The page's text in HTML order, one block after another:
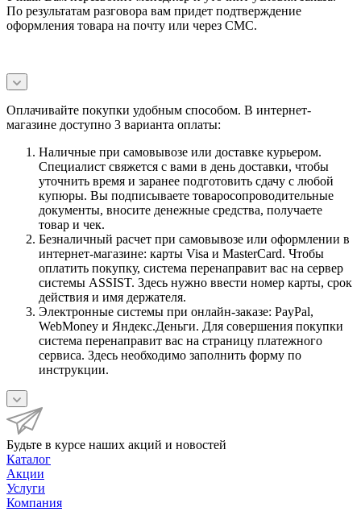
По результатам разговора вам придет подтверждение
оформления товара на почту или через СМС.
Оплачивайте покупки удобным способом. В интернет-
магазине доступно 3 варианта оплаты:
Наличные при самовывозе или доставке курьером.
Специалист свяжется с вами в день доставки, чтобы
уточнить время и заранее подготовить сдачу с любой
купюры. Вы подписываете товаросопроводительные
документы, вносите денежные средства, получаете
товар и чек.
Безналичный расчет при самовывозе или оформлении в
интернет-магазине: карты Visa и MasterCard. Чтобы
оплатить покупку, система перенаправит вас на сервер
системы ASSIST. Здесь нужно ввести номер карты, срок
действия и имя держателя.
Электронные системы при онлайн-заказе: PayPal,
WebMoney и Яндекс.Деньги. Для совершения покупки
система перенаправит вас на страницу платежного
сервиса. Здесь необходимо заполнить форму по
инструкции.
Будьте в курсе наших акций и новостей
Каталог
Акции
Услуги
Компания